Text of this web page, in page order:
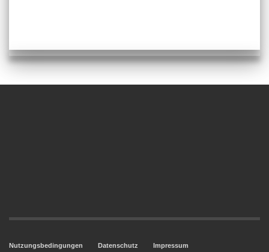
Nutzungsbedingungen Datenschutz Impressum